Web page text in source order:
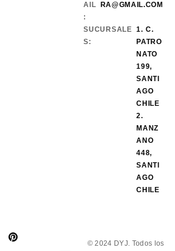
AIL
:
RA@GMAIL.COM
SUCURSALE
S:
1. C.
PATRO
NATO
199,
SANTI
AGO
CHILE
2.
MANZ
ANO
448,
SANTI
AGO
CHILE
© 2024 DYJ. Todos los